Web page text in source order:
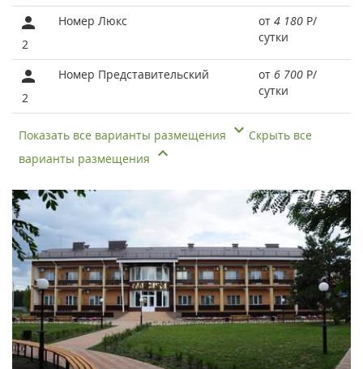
2
Номер Люкс от 4 180 Р/
сутки
2
Номер Представительский от 6 700 Р/
сутки
Показать все варианты размещения
Скрыть все
варианты размещения